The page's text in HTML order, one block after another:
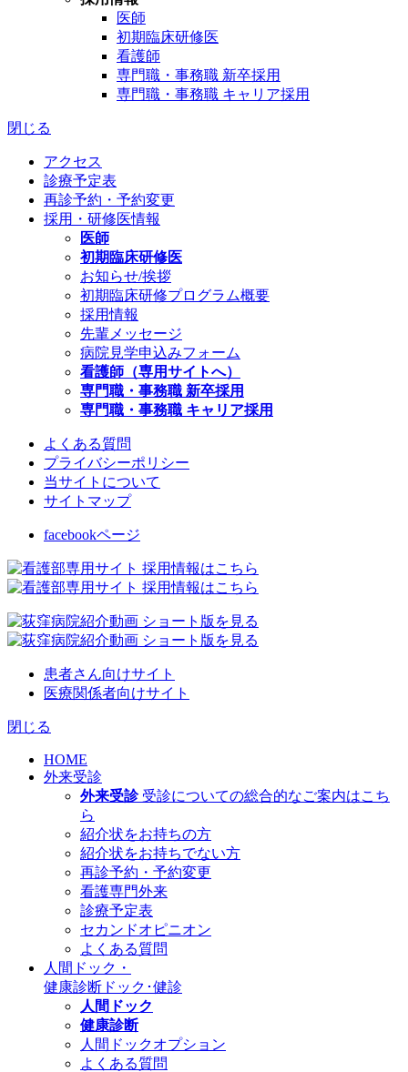
医師
初期臨床研修医
看護師
専門職・事務職 新卒採用
専門職・事務職 キャリア採用
閉じる
アクセス
診療予定表
再診予約・予約変更
採用・研修医情報
医師
初期臨床研修医
お知らせ/挨拶
初期臨床研修プログラム概要
採用情報
先輩メッセージ
病院見学申込みフォーム
看護師（専用サイトへ）
専門職・事務職 新卒採用
専門職・事務職 キャリア採用
よくある質問
プライバシーポリシー
当サイトについて
サイトマップ
facebookページ
患者さん向けサイト
医療関係者向けサイト
閉じる
HOME
外来受診
外来受診 受診についての総合的なご案内はこち
ら
紹介状をお持ちの方
紹介状をお持ちでない方
再診予約・予約変更
看護専門外来
診療予定表
セカンドオピニオン
よくある質問
人間ドック・
健康診断 ドック･健診
人間ドック
健康診断
人間ドックオプション
よくある質問